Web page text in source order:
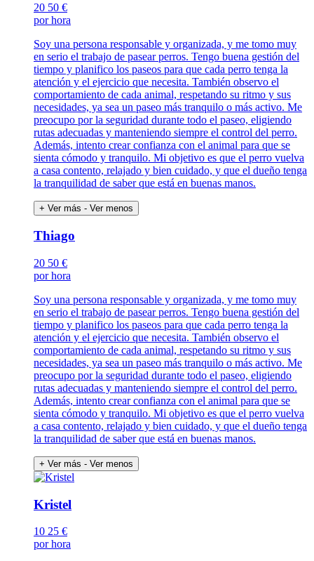
20 50 €
por hora
Soy una persona responsable y organizada, y me tomo muy
en serio el trabajo de pasear perros. Tengo buena gestión del
tiempo y planifico los paseos para que cada perro tenga la
atención y el ejercicio que necesita. También observo el
comportamiento de cada animal, respetando su ritmo y sus
necesidades, ya sea un paseo más tranquilo o más activo. Me
preocupo por la seguridad durante todo el paseo, eligiendo
rutas adecuadas y manteniendo siempre el control del perro.
Además, intento crear confianza con el animal para que se
sienta cómodo y tranquilo. Mi objetivo es que el perro vuelva
a casa contento, relajado y bien cuidado, y que el dueño tenga
la tranquilidad de saber que está en buenas manos.
+ Ver más - Ver menos
Thiago
20 50 €
por hora
Soy una persona responsable y organizada, y me tomo muy
en serio el trabajo de pasear perros. Tengo buena gestión del
tiempo y planifico los paseos para que cada perro tenga la
atención y el ejercicio que necesita. También observo el
comportamiento de cada animal, respetando su ritmo y sus
necesidades, ya sea un paseo más tranquilo o más activo. Me
preocupo por la seguridad durante todo el paseo, eligiendo
rutas adecuadas y manteniendo siempre el control del perro.
Además, intento crear confianza con el animal para que se
sienta cómodo y tranquilo. Mi objetivo es que el perro vuelva
a casa contento, relajado y bien cuidado, y que el dueño tenga
la tranquilidad de saber que está en buenas manos.
+ Ver más - Ver menos
Kristel
10 25 €
por hora